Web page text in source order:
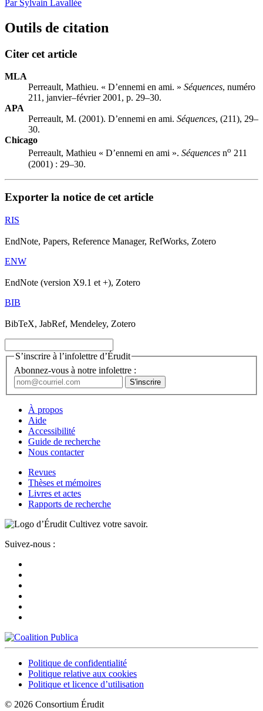
Par Sylvain Lavallée
Outils de citation
Citer cet article
MLA
Perreault, Mathieu. « D’ennemi en ami. » Séquences, numéro
211, janvier–février 2001, p. 29–30.
APA
Perreault, M. (2001). D’ennemi en ami. Séquences, (211), 29–
30.
Chicago
Perreault, Mathieu « D’ennemi en ami ». Séquences no 211
(2001) : 29–30.
Exporter la notice de cet article
RIS
EndNote, Papers, Reference Manager, RefWorks, Zotero
ENW
EndNote (version X9.1 et +), Zotero
BIB
BibTeX, JabRef, Mendeley, Zotero
S’inscrire à l’infolettre d’Érudit
Abonnez-vous à notre infolettre :
À propos
Aide
Accessibilité
Guide de recherche
Nous contacter
Revues
Thèses et mémoires
Livres et actes
Rapports de recherche
Cultivez votre savoir.
Suivez-nous :
Politique de confidentialité
Politique relative aux cookies
Politique et licence d’utilisation
© 2026 Consortium Érudit